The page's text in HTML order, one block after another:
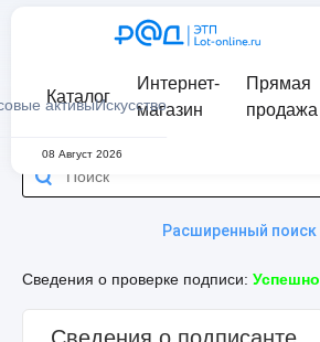
активыИскусство
Каталог
Интернет-
магазин
Прямая
продажа
08 Август 2026
Расширенный поиск
Сведения о проверке подписи: Успешно